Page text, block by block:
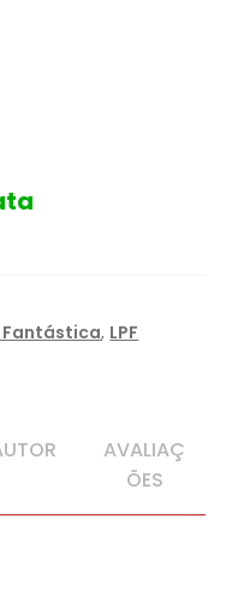
, LPF
AVALIAÇ
ÕES